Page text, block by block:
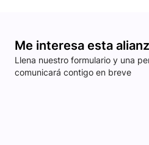
Me interesa esta
Llena nuestro formulario y una
comunicará contigo en breve